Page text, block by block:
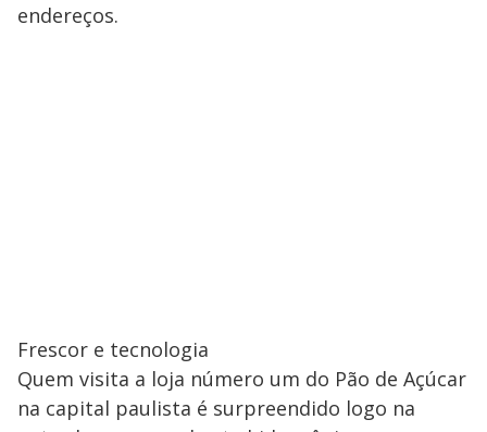
endereços.
Frescor e tecnologia
Quem visita a loja número um do Pão de Açúcar
na capital paulista é surpreendido logo na